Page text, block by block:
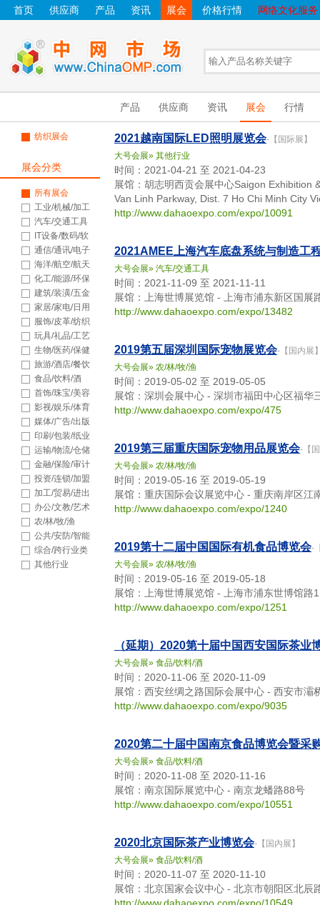
首页 供应商 产品 资讯 展会 价格行情 网络文化服务
产品 供应商 资讯 展会 行情
纺织展会
展会分类
所有展会
工业/机械/加工
汽车/交通工具
IT设备/数码/软
件 通信/通讯/电子
海洋/航空/航天
化工/能源/环保
建筑/装潢/五金
家居/家电/日用
品 服饰/皮革/纺织
玩具/礼品/工艺
品 生物/医药/保健
旅游/酒店/餐饮
食品/饮料/酒
首饰/珠宝/美容
影视/娱乐/体育
媒体/广告/出版
印刷/包装/纸业
运输/物流/仓储
金融/保险/审计
投资/连锁/加盟
加工/贸易/进出
口 办公/文教/艺术
农/林/牧/渔
公共/安防/智能
综合/跨行业类
其他行业
2021越南国际LED照明展览会-【国际展】
大号会展» 其他行业
时间：2021-04-21 至 2021-04-23
展馆：胡志明西贡会展中心Saigon
Van Linh Parkway, Dist. 7 Ho Chi Minh City
http://www.dahaoexpo.com/expo/10091
2021AMEE上海汽车底盘系统与制造工
大号会展» 汽车/交通工具
时间：2021-11-09 至 2021-11-11
展馆：上海世博展览馆 - 上海市浦东新区国展
http://www.dahaoexpo.com/expo/13482
2019第五届深圳国际宠物展览会-【国内展
大号会展» 农/林/牧/渔
时间：2019-05-02 至 2019-05-05
展馆：深圳会展中心 - 深圳市福田中心区福华
http://www.dahaoexpo.com/expo/475
2019第三届重庆国际宠物用品展览会-【
大号会展» 农/林/牧/渔
时间：2019-05-16 至 2019-05-19
展馆：重庆国际会议展览中心 - 重庆南岸区江
http://www.dahaoexpo.com/expo/1240
2019第十二届中国国际有机食品博览会-
大号会展» 农/林/牧/渔
时间：2019-05-16 至 2019-05-18
展馆：上海世博展览馆 - 上海市浦东世博馆路
http://www.dahaoexpo.com/expo/1251
（延期）2020第十届中国西安国际茶业
大号会展» 食品/饮料/酒
时间：2020-11-06 至 2020-11-09
展馆：西安丝绸之路国际会展中心 - 西安市灞
http://www.dahaoexpo.com/expo/9035
2020第二十届中国南京食品博览会暨采
大号会展» 食品/饮料/酒
时间：2020-11-08 至 2020-11-16
展馆：南京国际展览中心 - 南京龙蟠路88号
http://www.dahaoexpo.com/expo/10551
2020北京国际茶产业博览会-【国内展】
大号会展» 食品/饮料/酒
时间：2020-11-07 至 2020-11-10
展馆：北京国家会议中心 - 北京市朝阳区北辰